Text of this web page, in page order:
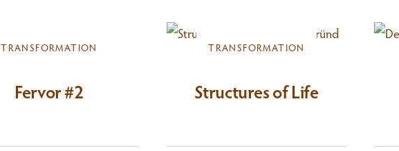
TRANSFORMATION
Fervor #2
TRANSFORMATION
Structures of Life